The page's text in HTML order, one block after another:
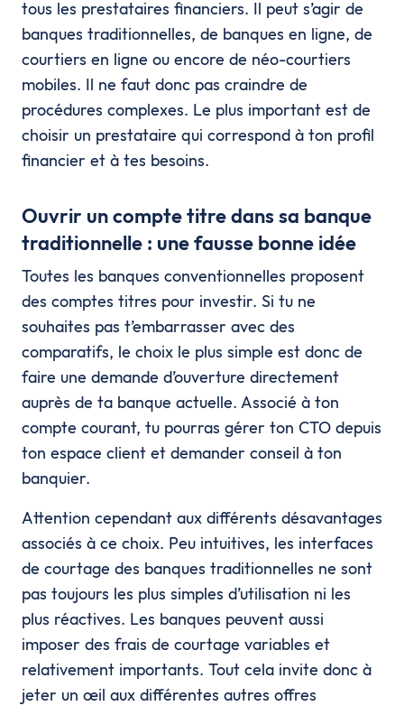
tous les prestataires financiers. Il peut s’agir de
banques traditionnelles, de banques en ligne, de
courtiers en ligne ou encore de néo-courtiers
mobiles. Il ne faut donc pas craindre de
procédures complexes. Le plus important est de
choisir un prestataire qui correspond à ton profil
financier et à tes besoins.
Ouvrir un compte titre dans sa banque
traditionnelle : une fausse bonne idée
Toutes les banques conventionnelles proposent
des comptes titres pour investir. Si tu ne
souhaites pas t’embarrasser avec des
comparatifs, le choix le plus simple est donc de
faire une demande d’ouverture directement
auprès de ta banque actuelle. Associé à ton
compte courant, tu pourras gérer ton CTO depuis
ton espace client et demander conseil à ton
banquier.
Attention cependant aux différents désavantages
associés à ce choix. Peu intuitives, les interfaces
de courtage des banques traditionnelles ne sont
pas toujours les plus simples d’utilisation ni les
plus réactives. Les banques peuvent aussi
imposer des frais de courtage variables et
relativement importants. Tout cela invite donc à
jeter un œil aux différentes autres offres